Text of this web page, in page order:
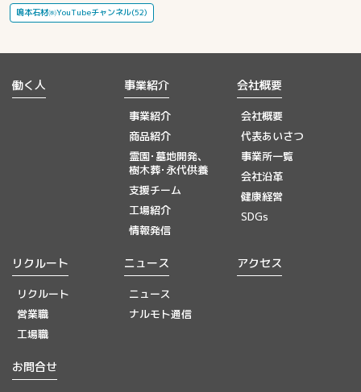
鳴本石材㈱YouTubeチャンネル(52)
働く人 事業紹介
事業紹介
商品紹介
霊園･墓地開発、
樹木葬･永代供養
支援チーム
工場紹介
情報発信
会社概要
会社概要
代表あいさつ
事業所一覧
会社沿革
健康経営
SDGs
リクルート
リクルート
営業職
工場職
ニュース
ニュース
ナルモト通信
アクセス
お問合せ